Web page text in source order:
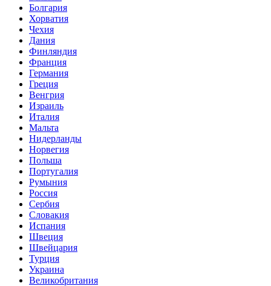
Болгария
Хорватия
Чехия
Дания
Финляндия
Франция
Германия
Греция
Венгрия
Израиль
Италия
Мальта
Нидерланды
Норвегия
Польша
Португалия
Румыния
Россия
Сербия
Словакия
Испания
Швеция
Швейцария
Турция
Украина
Великобритания